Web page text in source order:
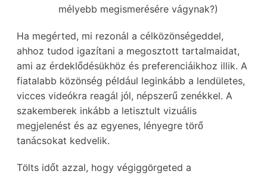
mélyebb megismerésére vágynak?)
Ha megérted, mi rezonál a célközönségeddel,
ahhoz tudod igazítani a megosztott tartalmaidat,
ami az érdeklődésükhöz és preferenciáikhoz illik. A
fiatalabb közönség például leginkább a lendületes,
vicces videókra reagál jól, népszerű zenékkel. A
szakemberek inkább a letisztult vizuális
megjelenést és az egyenes, lényegre törő
tanácsokat kedvelik.
Tölts időt azzal, hogy végiggörgeted a